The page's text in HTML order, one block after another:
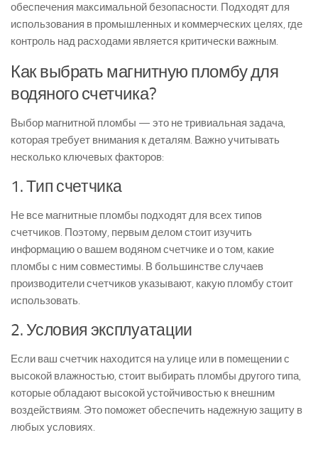
обеспечения максимальной безопасности. Подходят для
использования в промышленных и коммерческих целях, где
контроль над расходами является критически важным.
Как выбрать магнитную пломбу для
водяного счетчика?
Выбор магнитной пломбы — это не тривиальная задача,
которая требует внимания к деталям. Важно учитывать
несколько ключевых факторов:
1. Тип счетчика
Не все магнитные пломбы подходят для всех типов
счетчиков. Поэтому, первым делом стоит изучить
информацию о вашем водяном счетчике и о том, какие
пломбы с ним совместимы. В большинстве случаев
производители счетчиков указывают, какую пломбу стоит
использовать.
2. Условия эксплуатации
Если ваш счетчик находится на улице или в помещении с
высокой влажностью, стоит выбирать пломбы другого типа,
которые обладают высокой устойчивостью к внешним
воздействиям. Это поможет обеспечить надежную защиту в
любых условиях.